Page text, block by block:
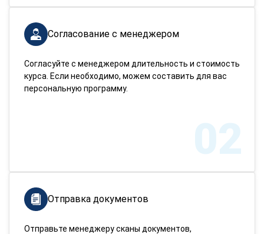
Согласование с менеджером
Согласуйте с менеджером длительность и стоимость
курса. Если необходимо, можем составить для вас
персональную программу.
02
Отправка документов
Отправьте менеджеру сканы документов,